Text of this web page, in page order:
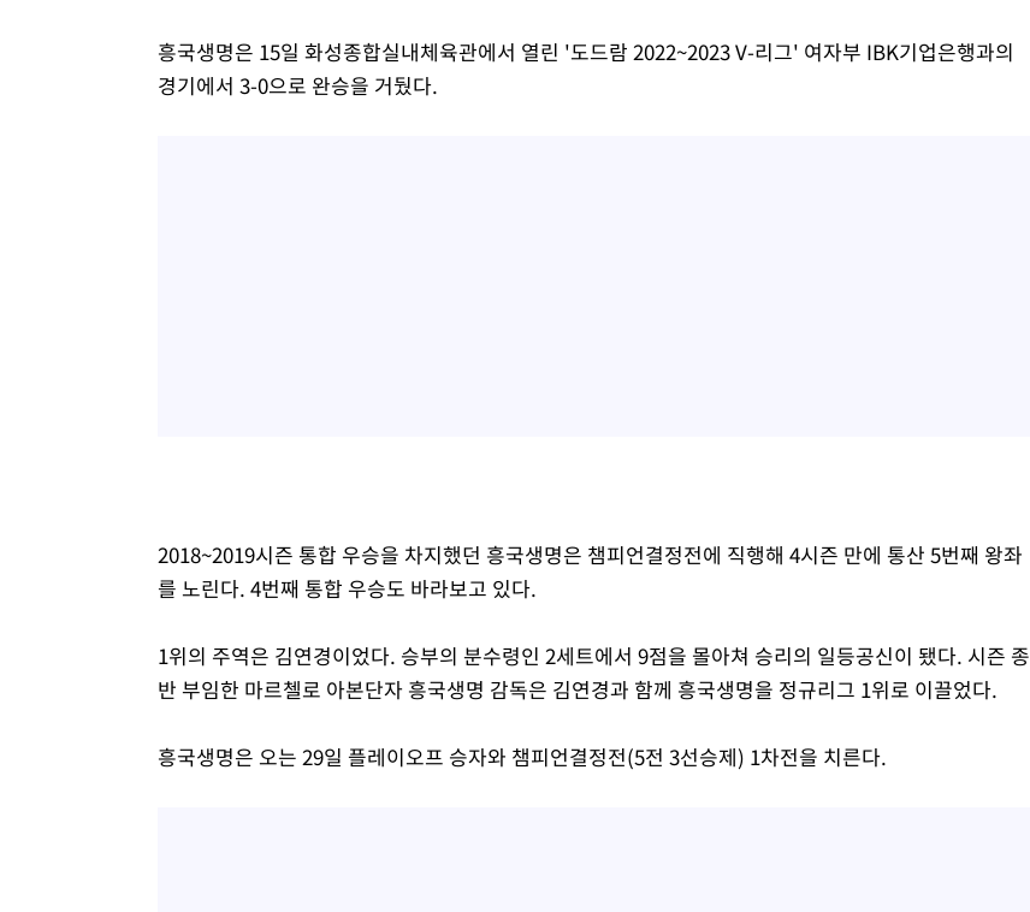
흥국생명은 15일 화성종합실내체육관에서 열린 '도드람 2022~2023 V-리그' 여자부 IBK기업은행과의
경기에서 3-0으로 완승을 거뒀다.
2018~2019시즌 통합 우승을 차지했던 흥국생명은 챔피언결정전에 직행해 4시즌 만에 통산 5번째 왕좌
를 노린다. 4번째 통합 우승도 바라보고 있다.
1위의 주역은 김연경이었다. 승부의 분수령인 2세트에서 9점을 몰아쳐 승리의 일등공신이 됐다. 시즌 종
반 부임한 마르첼로 아본단자 흥국생명 감독은 김연경과 함께 흥국생명을 정규리그 1위로 이끌었다.
흥국생명은 오는 29일 플레이오프 승자와 챔피언결정전(5전 3선승제) 1차전을 치른다.